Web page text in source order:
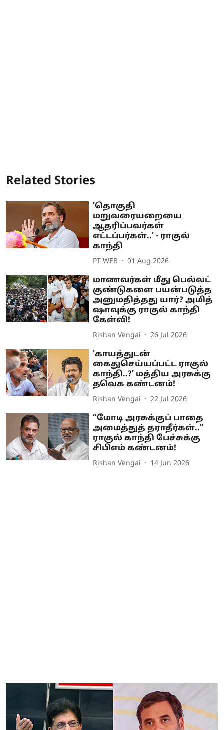
Related Stories
’தொகுதி
மறுவரையறையை
ஆதரிப்பவர்கள்
எட்டப்பர்கள்..’ - ராகுல்
காந்தி
PT WEB 01 Aug 2026
மாணவர்கள் மீது பெல்லட்
குண்டுகளை பயன்படுத்த
அனுமதித்தது யார்? அமித்
ஷாவுக்கு ராகுல் காந்தி
கேள்வி!
Rishan Vengai 26 Jul 2026
'காயத்துடன்
கைதுசெய்யப்பட்ட ராகுல்
காந்தி..?’ மத்திய அரசுக்கு
தவெக கண்டனம்!
Rishan Vengai 22 Jul 2026
“மோடி அரசுக்குப் பாதை
அமைத்துத் தராதீர்கள்..”
ராகுல் காந்தி பேச்சுக்கு
சிபிஎம் கண்டனம்!
Rishan Vengai 14 Jun 2026